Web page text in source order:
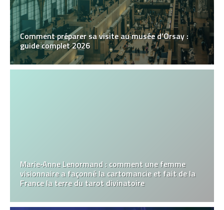
Comment préparer sa visite au musée d’Orsay :
guide complet 2026
Marie‑Anne Lenormand : comment une femme
visionnaire a façonné la cartomancie et fait de la
France la terre du tarot divinatoire